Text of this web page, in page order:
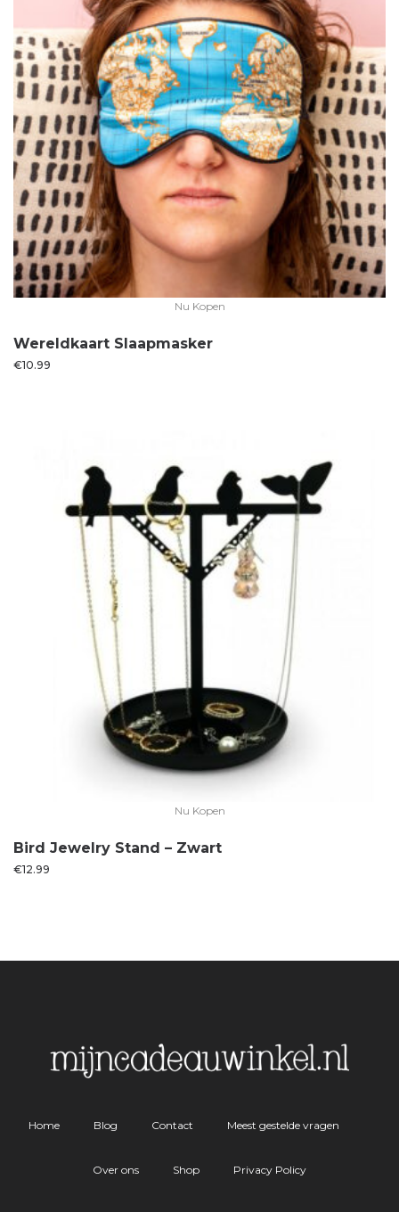
Nu Kopen
Wereldkaart Slaapmasker
€10.99
Nu Kopen
Bird Jewelry Stand – Zwart
€12.99
Home Blog Contact Meest gestelde vragen
Over ons Shop Privacy Policy